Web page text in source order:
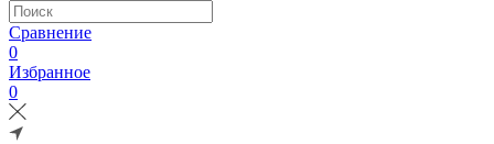
Сравнение
0
Избранное
0